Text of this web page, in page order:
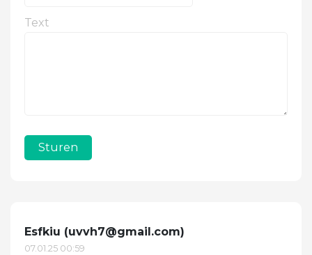
Text
Sturen
Esfkiu (uvvh7@gmail.com)
07.01.25 00:59